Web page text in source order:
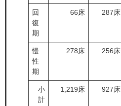
回
復
期
66床 287床
慢
性
期
278床 256床
小
計
1,219床 927床